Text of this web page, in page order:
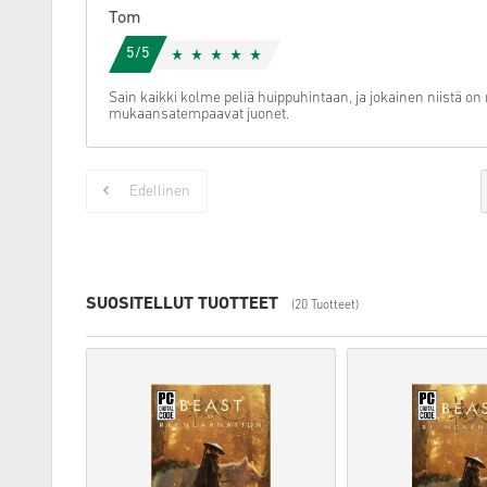
Tom
5/5
Sain kaikki kolme peliä huippuhintaan, ja jokainen niistä on
mukaansatempaavat juonet.
Edellinen
SUOSITELLUT TUOTTEET (20 Tuotteet)